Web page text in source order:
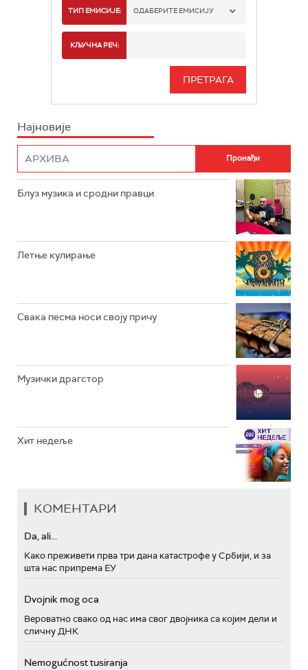
РАДИО БЕОГРАД 1
РАДИО БЕОГРАД 3
РАДИО РОКЕНРОЛЕР
РАДИО ЏЕЗЕР
ТИП ЕМИСИЈЕ: ОДАБЕРИТЕ ЕМИСИЈУ
ИНФО
КЉУЧНА РЕЧ:
Најновије
Блуз музика и сродни правци
Летње кулирање
Свака песма носи своју причу
Музички драгстор
Хит недеље
КОМЕНТАРИ
Da, ali...
Како преживети прва три дана катастрофе у Србији, и за
шта нас припрема ЕУ
Dvojnik mog oca
Вероватно свако од нас има свог двојника са којим дели и
сличну ДНК
Nemogućnost tusiranja